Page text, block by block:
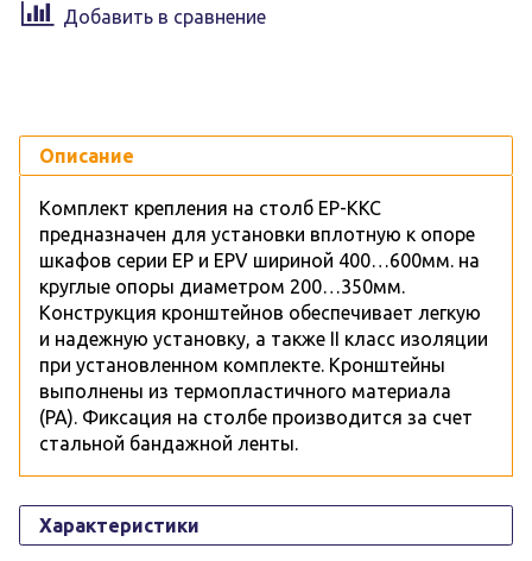
Добавить в сравнение
Описание
Комплект крепления на столб EP-KKC
предназначен для установки вплотную к опоре
шкафов серии EP и EPV шириной 400…600мм. на
круглые опоры диаметром 200…350мм.
Конструкция кронштейнов обеспечивает легкую
и надежную установку, а также II класс изоляции
при установленном комплекте. Кронштейны
выполнены из термопластичного материала
(РА). Фиксация на столбе производится за счет
стальной бандажной ленты.
Характеристики